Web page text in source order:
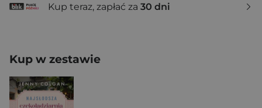
Kup teraz, zapłać za 30 dni
Kup w zestawie